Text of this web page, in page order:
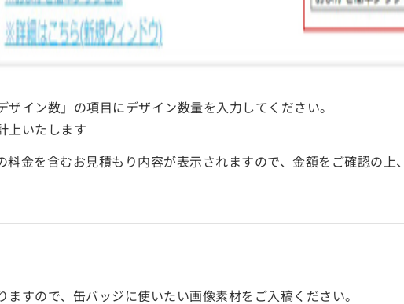
イン数」の項目にデザイン数量を入力してください。
上いたします
金を含むお見積もり内容が表示されますので、金額をご確認の
すので、缶バッジに使いたい画像素材をご入稿ください。